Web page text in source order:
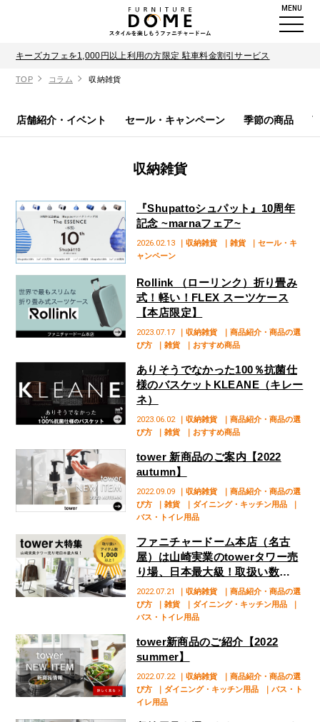
MENU
キーズカフェを1,000円以上利用の方限定 駐車料金割引サービス
TOP コラム 収納雑貨
店舗紹介・イベント セール・キャンペーン 季節の商品
収納雑貨
2026.02.13 ｜収納雑貨 ｜雑貨
｜セール・キ
ャンペーン
『Shupattoシュパット』10周年
記念 ~marnaフェア~
2023.07.17 ｜収納雑貨
｜商品紹介・商品の選
び方
｜雑貨 ｜おすすめ商品
Rollink （ローリンク）折り畳み
式！軽い！FLEX スーツケース
【本店限定】
2023.06.02 ｜収納雑貨
｜商品紹介・商品の選
び方
｜雑貨 ｜おすすめ商品
ありそうでなかった100％抗菌仕
様のバスケットKLEANE（キレー
ネ）
2022.09.09 ｜収納雑貨
｜商品紹介・商品の選
び方
｜雑貨 ｜ダイニング・キッチン用品
｜
バス・トイレ用品
tower 新商品のご案内【2022
autumn】
2022.07.21 ｜収納雑貨
｜商品紹介・商品の選
び方
｜雑貨 ｜ダイニング・キッチン用品
｜
バス・トイレ用品
ファニチャードーム本店（名古
屋）は山崎実業のtowerタワー売
り場、日本最大級！取扱い数
1,000点以上！
2022.07.22 ｜収納雑貨
｜商品紹介・商品の選
び方
｜ダイニング・キッチン用品
｜バス・ト
イレ用品
tower新商品のご紹介【2022
summer】